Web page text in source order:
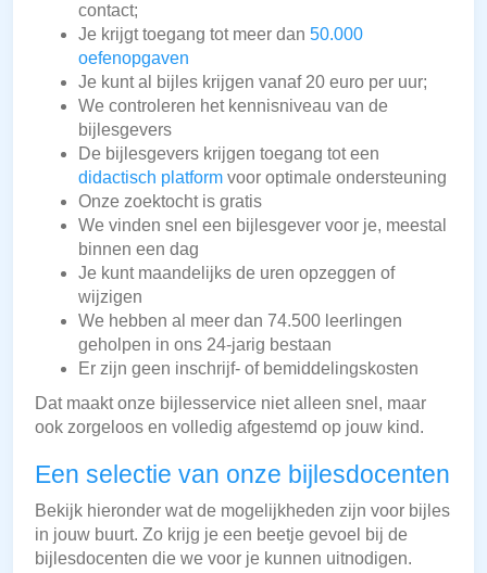
contact;
Je krijgt toegang tot meer dan 50.000
oefenopgaven
Je kunt al bijles krijgen vanaf 20 euro per uur;
We controleren het kennisniveau van de
bijlesgevers
De bijlesgevers krijgen toegang tot een
didactisch platform voor optimale ondersteuning
Onze zoektocht is gratis
We vinden snel een bijlesgever voor je, meestal
binnen een dag
Je kunt maandelijks de uren opzeggen of
wijzigen
We hebben al meer dan 74.500 leerlingen
geholpen in ons 24-jarig bestaan
Er zijn geen inschrijf- of bemiddelingskosten
Dat maakt onze bijlesservice niet alleen snel, maar
ook zorgeloos en volledig afgestemd op jouw kind.
Een selectie van onze bijlesdocenten
Bekijk hieronder wat de mogelijkheden zijn voor bijles
in jouw buurt. Zo krijg je een beetje gevoel bij de
bijlesdocenten die we voor je kunnen uitnodigen.